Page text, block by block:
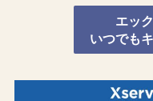
エッ
いつでも